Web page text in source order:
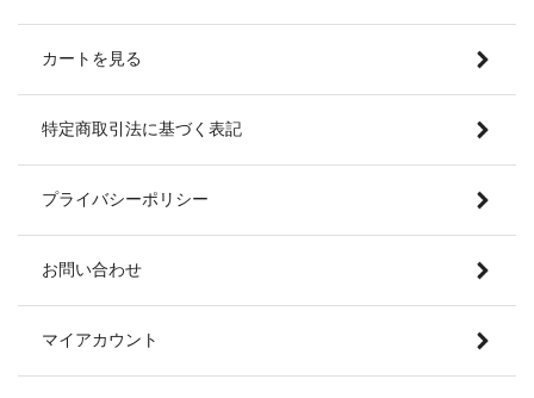
カートを見る
特定商取引法に基づく表記
プライバシーポリシー
お問い合わせ
マイアカウント